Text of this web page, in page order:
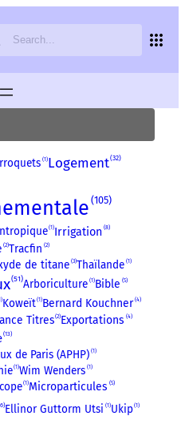
1 Logement 32
105
1 Irrigation 8
2 Tracfin 2
de titane 3 Thaïlande 1
51 Arboriculture 1 Bible 5
Koweït 1 Bernard Kouchner 4
Titres 2 Exportations 4
13
de Paris (APHP) 1
1 Wim Wenders 1
1 Microparticules 5
Ellinor Guttorm Utsi 1 Ukip 1